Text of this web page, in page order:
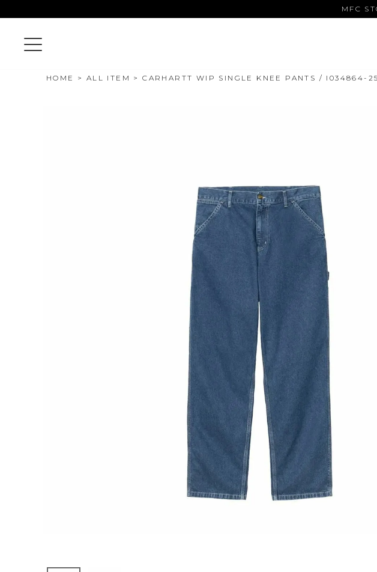
MFC
HOME ALL ITEM CARHARTT WIP SINGLE KNEE PANTS / I034864-